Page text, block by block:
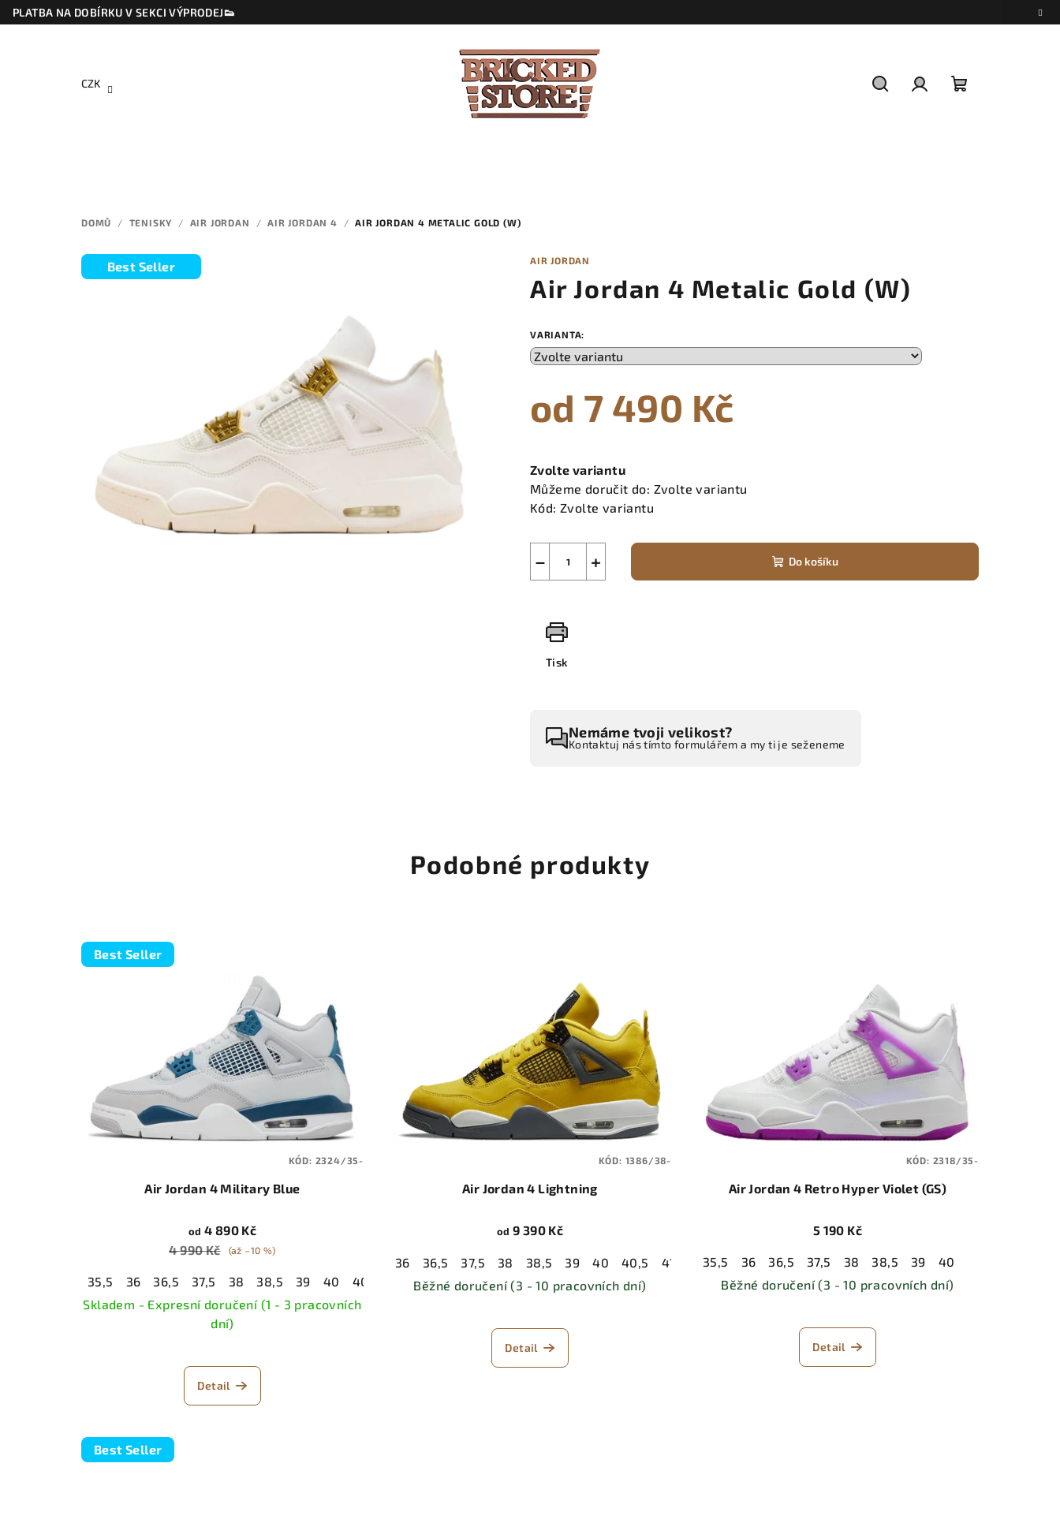
Přejít
na
PLATBA NA DOBÍRKU V SEKCI VÝPRODEJ👟
CZK
DOMŮ / TENISKY / AIR JORDAN / AIR JORDAN 4 / AIR JORDAN 4 METALIC GOLD (W)
AIR JORDAN
Air Jordan 4 Metalic Gold (W)
VARIANTA:
od 7 490 Kč
cena:
Zvolte variantu
Můžeme doručit do: Zvolte variantu
Kód: Zvolte variantu
+
− Do košíku
Tisk
Nemáme tvoji velikost?
Kontaktuj nás tímto formulářem a my ti je seženeme
Best Seller
Podobné produkty
Best Seller
Air Jordan 4 Military Blue
od 4 890 Kč
4 990 Kč
(až –10 %)
35,5 36 36,5 37,5 38 38,5 39 40 40,5 42 42,5 43 44 44,5 45 45,5
47,5
Skladem - Expresní doručení (1 - 3 pracovních
dní)
Detail
KÓD: 2324/35-
Air Jordan 4 Lightning
od 9 390 Kč
36 36,5 37,5 38 38,5 39 40 40,5 41 42 42,5 43 44 44,5 45 45,5 46 47
Běžné doručení (3 - 10 pracovních dní)
Detail
KÓD: 1386/38-
Air Jordan 4 Retro Hyper Violet (GS)
5 190 Kč
35,5 36 36,5 37,5 38 38,5 39
40
Běžné doručení (3 - 10 pracovních dní)
Detail
KÓD: 2318/35-
Best Seller